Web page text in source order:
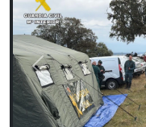
Previous